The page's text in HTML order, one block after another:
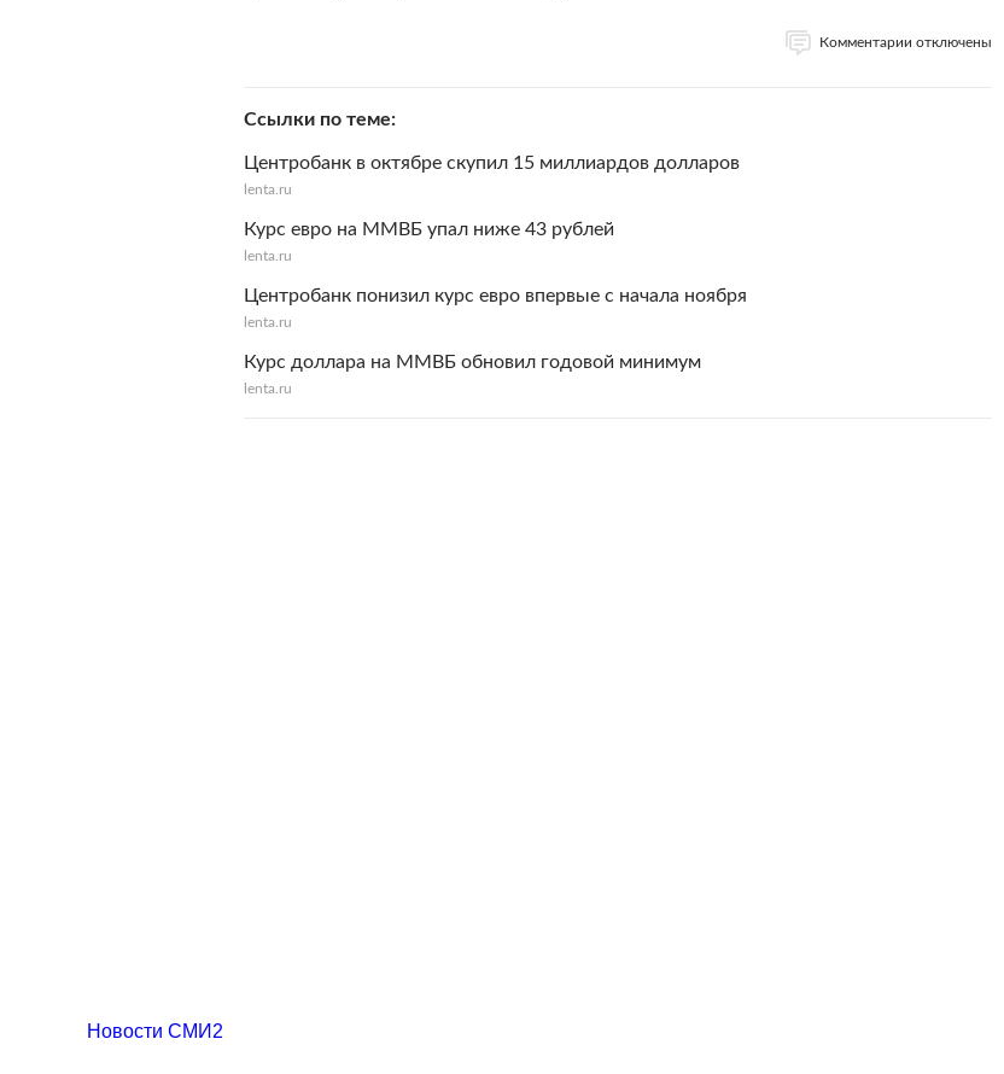
Комментарии отключены
Ссылки по теме
Центробанк в октябре скупил 15 миллиардов долларов
lenta.ru
Курс евро на ММВБ упал ниже 43 рублей
lenta.ru
Центробанк понизил курс евро впервые с начала ноября
lenta.ru
Курс доллара на ММВБ обновил годовой минимум
lenta.ru
Новости СМИ2